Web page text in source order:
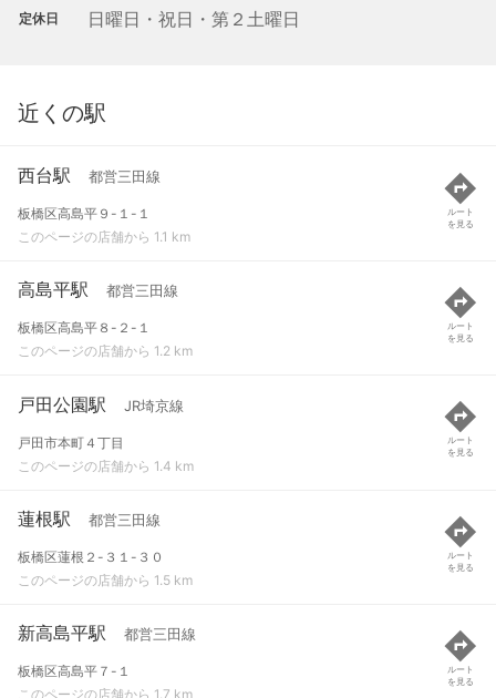
定休日 日曜日・祝日・第２土曜日
近くの駅
西台駅 都営三田線
板橋区高島平９-１-１
このページの店舗から 1.1 km
ルート
を見る
高島平駅 都営三田線
板橋区高島平８-２-１
このページの店舗から 1.2 km
ルート
を見る
戸田公園駅 JR埼京線
戸田市本町４丁目
このページの店舗から 1.4 km
ルート
を見る
蓮根駅 都営三田線
板橋区蓮根２-３１-３０
このページの店舗から 1.5 km
ルート
を見る
新高島平駅 都営三田線
板橋区高島平７-１
このページの店舗から 1.7 km
ルート
を見る